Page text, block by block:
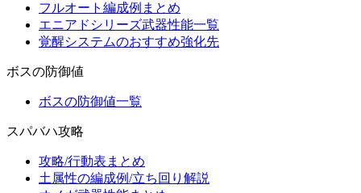
フルオート編成例まとめ
エニアドシリーズ武器性能一覧
覚醒システムのおすすめ強化先
ボスの防御値
ボスの防御値一覧
スパバハ攻略
攻略/行動表まとめ
土属性の編成例/立ち回り解説